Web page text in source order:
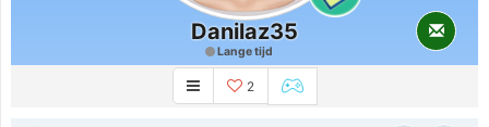
Danilaz35
Lange tijd
2